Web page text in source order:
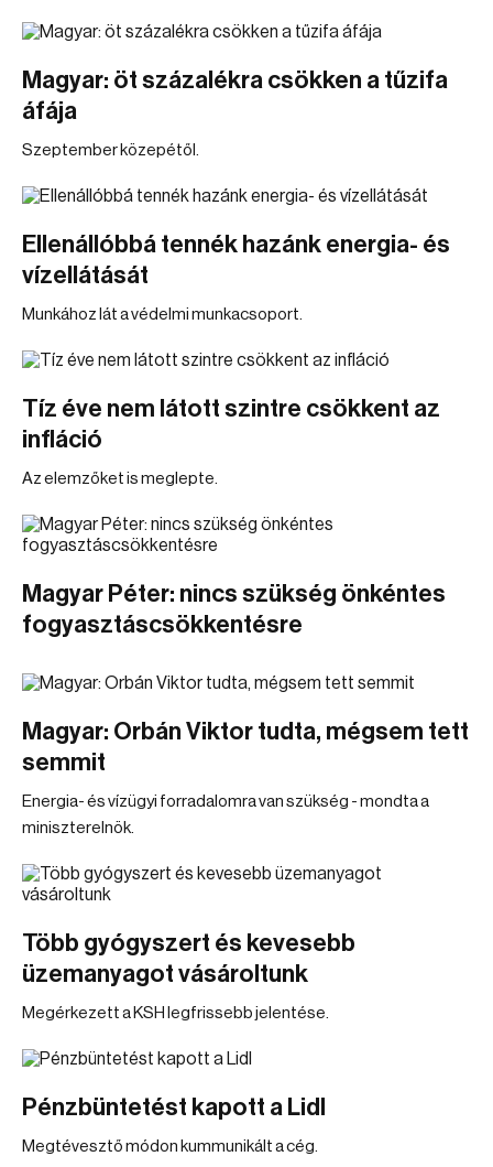
Magyar: öt százalékra csökken a tűzifa
áfája
Szeptember közepétől.
Ellenállóbbá tennék hazánk energia- és
vízellátását
Munkához lát a védelmi munkacsoport.
Tíz éve nem látott szintre csökkent az
infláció
Az elemzőket is meglepte.
Magyar Péter: nincs szükség önkéntes
fogyasztáscsökkentésre
Magyar: Orbán Viktor tudta, mégsem tett
semmit
Energia- és vízügyi forradalomra van szükség - mondta a
miniszterelnök.
Több gyógyszert és kevesebb
üzemanyagot vásároltunk
Megérkezett a KSH legfrissebb jelentése.
Pénzbüntetést kapott a Lidl
Megtévesztő módon kummunikált a cég.